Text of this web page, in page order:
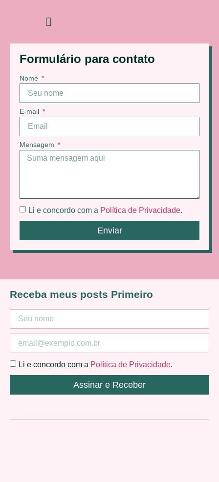
Formulário para contato
Nome
E-mail
Mensagem
Li e concordo com a Política de Privacidade.
Enviar
Receba meus posts Primeiro
Li e concordo com a Política de Privacidade.
Assinar e Receber